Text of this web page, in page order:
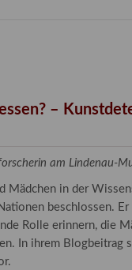
& Editionen
–
am Lindenau-
Mädchen in der
beschlossen.
Rolle erinnern, die
In ihrem Blogbeitrag